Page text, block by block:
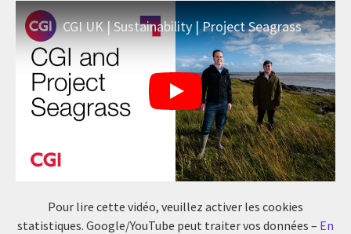
CGI UK | Sustainability | Project Seagrass
Pour lire cette vidéo, veuillez activer les cookies
statistiques. Google/YouTube peut traiter vos données – En